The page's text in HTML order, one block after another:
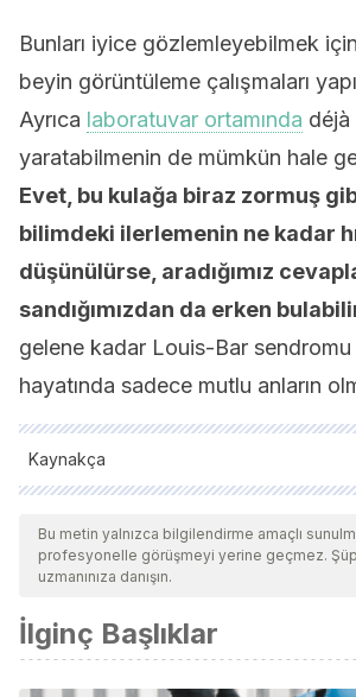
Bunları iyice gözlemleyebilmek
beyin görüntüleme çalışmaları
Ayrıca laboratuvar ortamında déjà
yaratabilmenin de mümkün hale
Evet, bu kulağa biraz zormuş
bilimdeki ilerlemenin ne kadar
düşünülürse, aradığımız
sandığımızdan da erken
gelene kadar Louis-Bar
hayatında sadece mutlu anların
Kaynakça
Tüm alıntı yapılan kaynaklar, kalitelerini,
güncelliklerini ve geçerliliklerini sağlamak
tarafından derinlemesine incelendi. Bu
kabul edildi.
Bertrand, J., Martinon, L. M., Souchay, C.,
Bu metin yalnızca bilgilendirme amaçlı
profesyonelle görüşmeyi yerine geçmez.
uzmanınıza danışın.
İlginç Başlıklar